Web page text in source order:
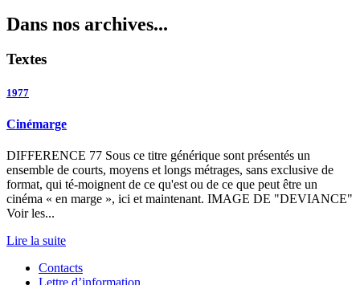
Dans nos archives...
Textes
1977
Cinémarge
DIFFERENCE 77 Sous ce titre générique sont présentés un
ensemble de courts, moyens et longs métrages, sans exclusive de
format, qui té-moignent de ce qu'est ou de ce que peut être un
cinéma « en marge », ici et maintenant. IMAGE DE "DEVIANCE"
Voir les...
Lire la suite
Contacts
Lettre d’information